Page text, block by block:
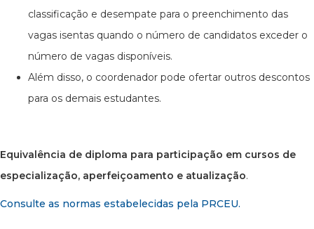
classificação e desempate para o preenchimento das
vagas isentas quando o número de candidatos exceder o
número de vagas disponíveis.
Além disso, o coordenador pode ofertar outros descontos
para os demais estudantes.
Equivalência de diploma para participação em cursos de
especialização, aperfeiçoamento e atualização.
Consulte as normas estabelecidas pela PRCEU.